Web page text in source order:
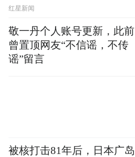
红星新闻
敬一丹个人账号更新，此前
曾置顶网友“不信谣，不传
谣”留言
被核打击81年后，日本广岛